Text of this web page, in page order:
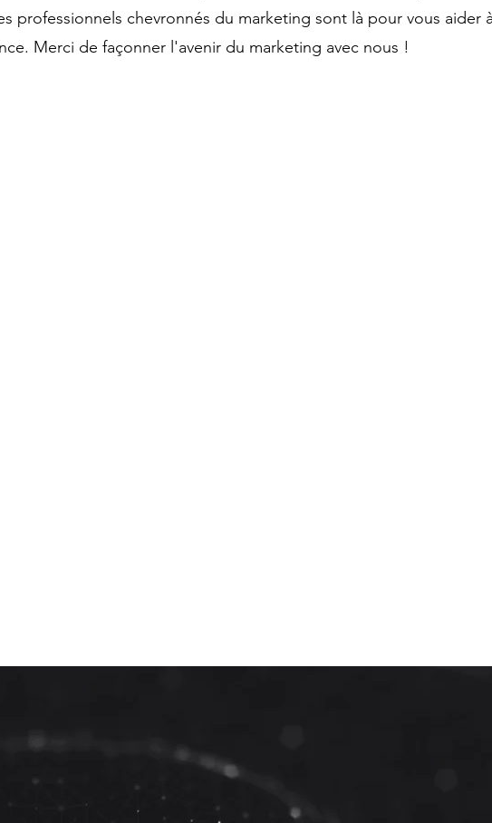
professionnels chevronnés du marketing sont là pour vous aider
Merci de façonner l'avenir du marketing avec nous !